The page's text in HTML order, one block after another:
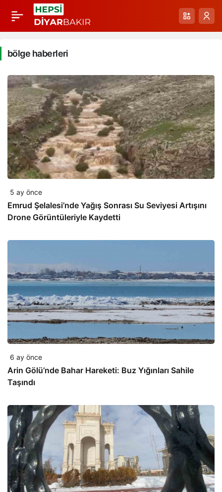
bölge haberleri
5 ay önce
Emrud Şelalesi’nde Yağış Sonrası Su Seviyesi Artışını
Drone Görüntüleriyle Kaydetti
6 ay önce
Arin Gölü’nde Bahar Hareketi: Buz Yığınları Sahile
Taşındı